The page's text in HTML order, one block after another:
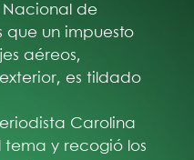
Nacional de
que un impuesto
aéreos,
es tildado
Carolina
tema y recogió los